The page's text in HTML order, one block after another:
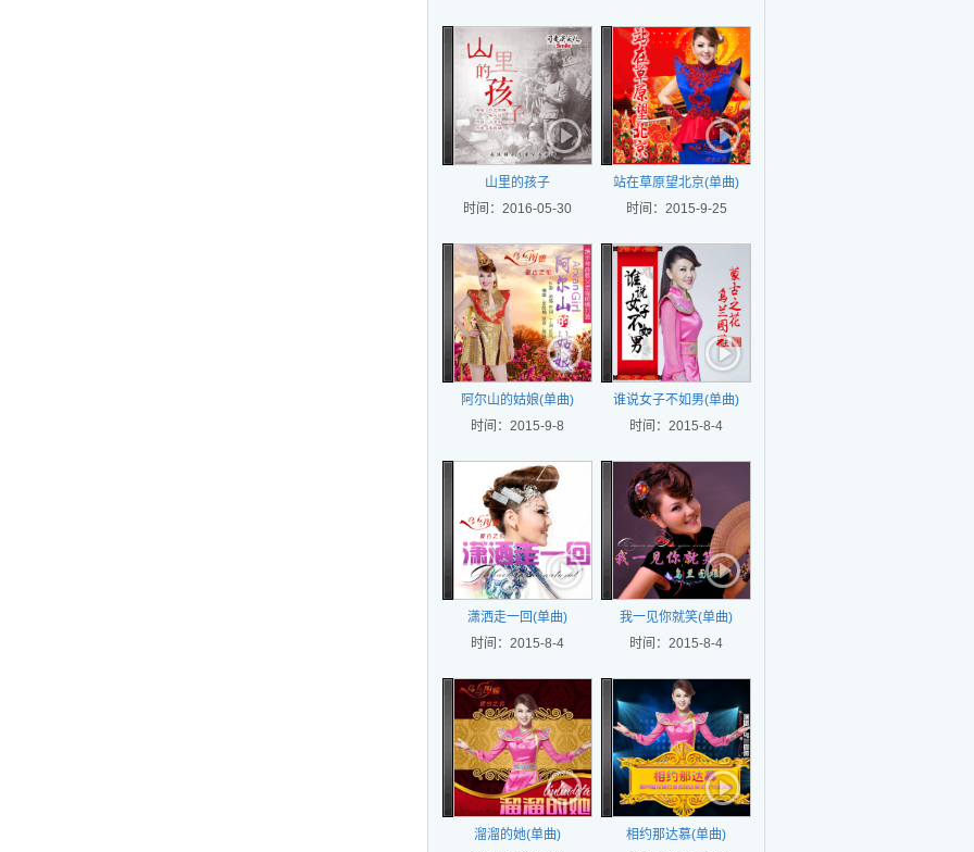
山里的孩子
时间：2016-05-30
站在草原望北京(单曲)
时间：2015-9-25
阿尔山的姑娘(单曲)
时间：2015-9-8
谁说女子不如男(单曲)
时间：2015-8-4
潇洒走一回(单曲)
时间：2015-8-4
我一见你就笑(单曲)
时间：2015-8-4
溜溜的她(单曲)
相约那达慕(单曲)